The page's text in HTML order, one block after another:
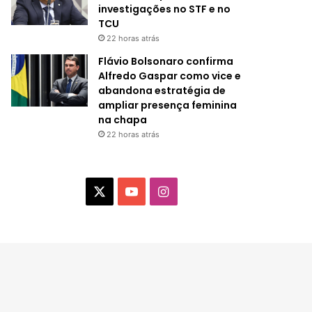
investigações no STF e no
TCU
22 horas atrás
Flávio Bolsonaro confirma
Alfredo Gaspar como vice e
abandona estratégia de
ampliar presença feminina
na chapa
22 horas atrás
Y
I